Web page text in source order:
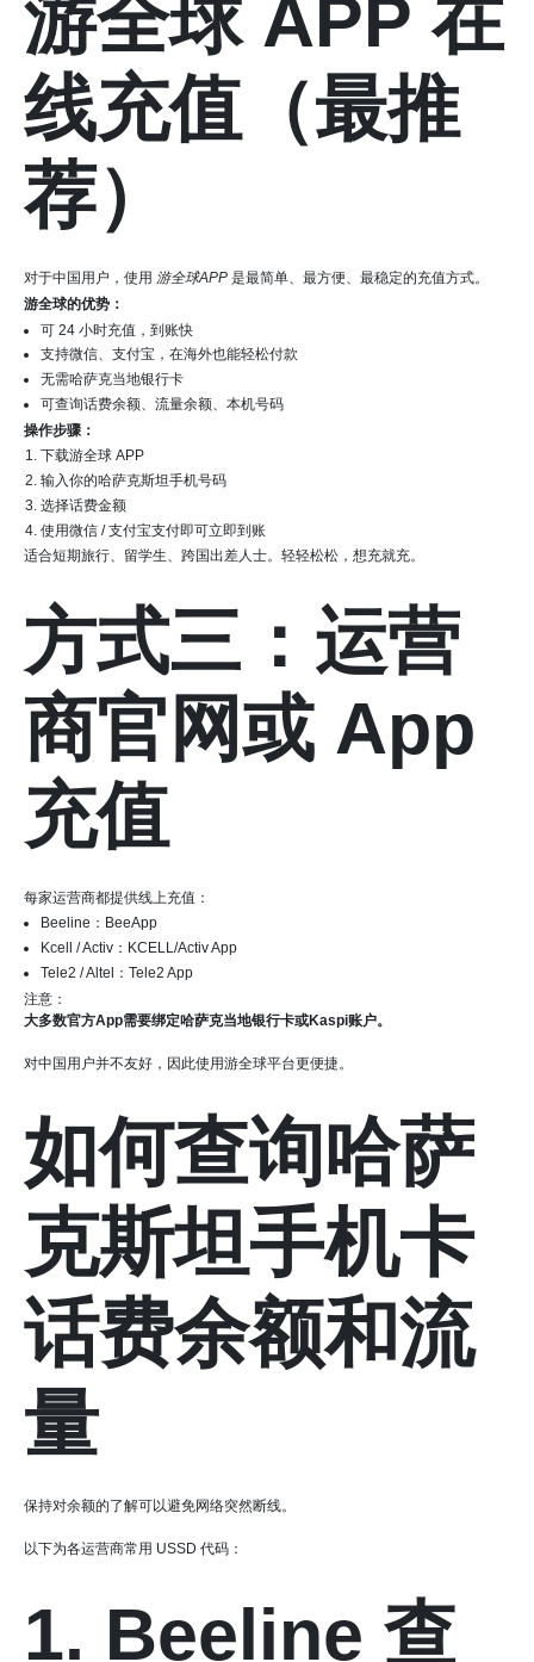
游全球 APP 在
线充值（最推
荐）
对于中国用户，使用 游全球APP 是最简单、最方便、最稳定的充值方式。
游全球的优势：
可 24 小时充值，到账快
支持微信、支付宝，在海外也能轻松付款
无需哈萨克当地银行卡
可查询话费余额、流量余额、本机号码
操作步骤：
下载游全球 APP
输入你的哈萨克斯坦手机号码
选择话费金额
使用微信 / 支付宝支付即可立即到账
适合短期旅行、留学生、跨国出差人士。轻轻松松，想充就充。
方式三：运营
商官网或 App
充值
每家运营商都提供线上充值：
Beeline：BeeApp
Kcell / Activ：KCELL/Activ App
Tele2 / Altel：Tele2 App
注意：
大多数官方App需要绑定哈萨克当地银行卡或Kaspi账户。
对中国用户并不友好，因此使用游全球平台更便捷。
如何查询哈萨
克斯坦手机卡
话费余额和流
量
保持对余额的了解可以避免网络突然断线。
以下为各运营商常用 USSD 代码：
1. Beeline 查